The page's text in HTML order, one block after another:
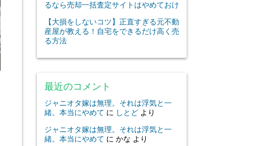
るなら売却一括査定サイトはやめておけ
【大損をしないコツ】正直すぎる元不動
産屋が教える！自宅をできるだけ高く売
る方法
最近のコメント
ジャニオタ嫁は無理。それは浮気と一
緒。本当にやめて に しとど より
ジャニオタ嫁は無理。それは浮気と一
緒。本当にやめて に かな より